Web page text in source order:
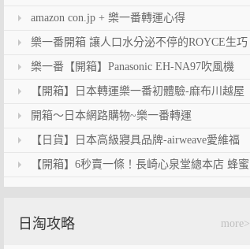
文章出處：
http://cony0508.pixnet.net/blog/pos...
標籤： 日本網購
樂一番轉運
樂一番開箱~海運20天到台灣!
為了參加樂上加樂活動，這次拉著朋
友一起買一直很想回購得BONTANIST
洗髮精還...
標籤：開箱 海運
amazon con.jp + 樂一番轉運心得
amazon con.jp + 樂一番轉運心得
文章出處：《Living like a Girl》部落
格之《First time...
標籤：日本亞馬遜 開箱
樂一番開箱 讓人口水分泌不停的ROYCE生巧
克力
樂一番開箱 讓人口水分泌不停的ROYCE生巧克
力
之前去北海道買的ROYCE生巧克力，
吃完以後真的好念念不忘於是有同事
就發起了拼團...
標籤： ROYCE 生巧克力
開
樂一番【開箱】Panasonic EH-NA97吹風機
+長崎心泉堂蜂蜜蛋糕
樂一番【開箱】Panasonic EH-NA97吹風機+長崎
心泉堂蜂蜜蛋糕趁著樂一番的《樂上加樂》第八期活
動：購物滿15,000日元減3,000日元國
際運...
標籤：Panasonic EH-NA97
吹
【開箱】日本轉運樂一番初體驗-麻布川越屋
花生醬
【開箱】日本轉運樂一番初體驗-麻布川越屋花
生醬
相信大家去日本玩回來一定會買很多
名產.伴手禮就算沒去日本玩.也會聽誰
說日本什麼...
開箱～日本網路購物~樂一番轉運
開箱～日本網路購物~樂一番轉運
自從去了日本自助旅遊後，就愛上了
日本購物。第一次自助遊是像一般的
遊客一樣，邊旅遊...
【日貨】日本高級寢具品牌-airweave愛維福
經典專利素材椅墊&「樂一番」日本轉運基本
教學
【日貨】日本高級寢具品牌-airweave愛維福經典
專利素材椅墊&「樂一番」日本轉運基本教學
【開箱】6秒賣一條！長崎心泉堂總本店 蜂蜜
蛋糕
【開箱】6秒賣一條！長崎心泉堂總本店 蜂蜜蛋
粉絲頁上文後就直接下單了.28號在
日淘攻略 more>